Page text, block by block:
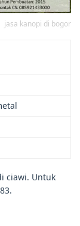
jasa kanopi di bogor
ciawi. Untuk